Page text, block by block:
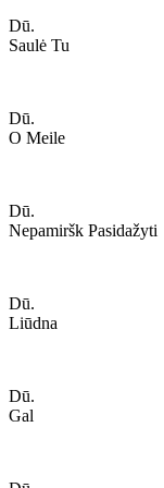
Dū.
Saulė Tu
Dū.
O Meile
Dū.
Nepamiršk Pasidažyti
Dū.
Liūdna
Dū.
Gal